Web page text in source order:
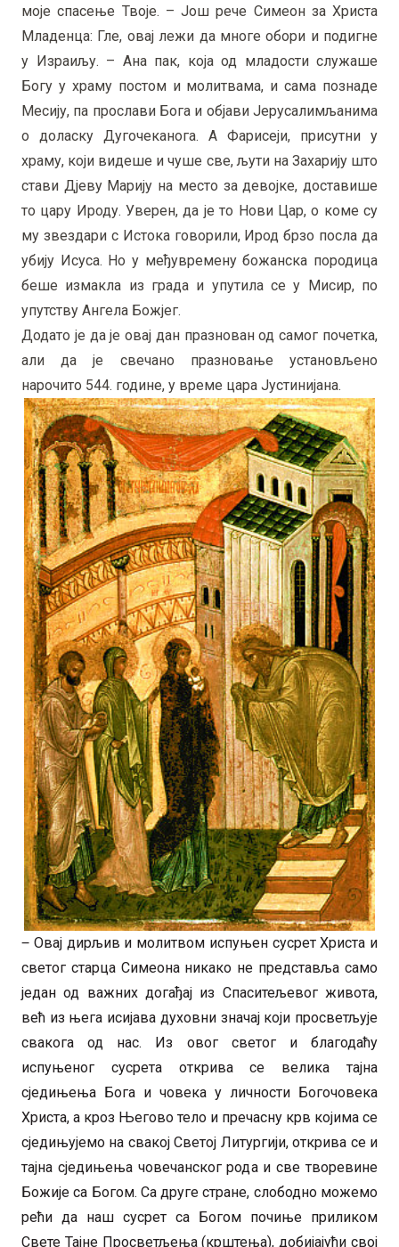
моје спасење Твоје. – Још рече Симеон за Христа
Младенца: Гле, овај лежи да многе обори и подигне
у Израиљу. – Ана пак, која од младости служаше
Богу у храму постом и молитвама, и сама познаде
Месију, па прослави Бога и објави Јерусалимљанима
о доласку Дугочеканога. А Фарисеји, присутни у
храму, који видеше и чуше све, љути на Захарију што
стави Дјеву Марију на место за девојке, доставише
то цару Ироду. Уверен, да је то Нови Цар, о коме су
му звездари с Истока говорили, Ирод брзо посла да
убију Исуса. Но у међувремену божанска породица
беше измакла из града и упутила се у Мисир, по
упутству Ангела Божјег.
Додато је да је овај дан празнован од самог почетка,
али да је свечано празновање установљено
нарочито 544. године, у време цара Јустинијана.
‒ Овај дирљив и молитвом испуњен сусрет Христа и
светог старца Симеона никако не представља само
један од важних догађај из Спаситељевог живота,
већ из њега исијава духовни значај који просветљује
свакога од нас. Из овог светог и благодаћу
испуњеног сусрета открива се велика тајна
сједињења Бога и човека у личности Богочовека
Христа, а кроз Његово тело и пречасну крв којима се
сједињујемо на свакој Светој Литургији, открива се и
тајна сједињења човечанског рода и све творевине
Божије са Богом. Са друге стране, слободно можемо
рећи да наш сусрет са Богом почиње приликом
Свете Тајне Просветљења (крштења), добијајући свој